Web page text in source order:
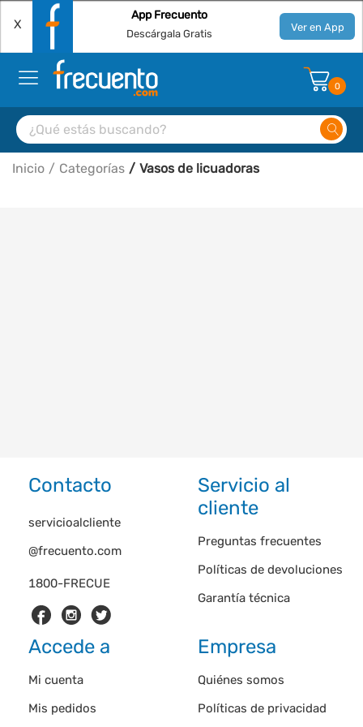
X
App Frecuento
Descárgala Gratis Ver en App
0
Inicio Categorías Vasos de licuadoras
Contacto
1800-FRECUE
servicioalcliente
@frecuento.com
Servicio al
cliente
Preguntas frecuentes
Políticas de devoluciones
Garantía técnica
Accede a
Mi cuenta
Mis pedidos
Empresa
Quiénes somos
Políticas de privacidad